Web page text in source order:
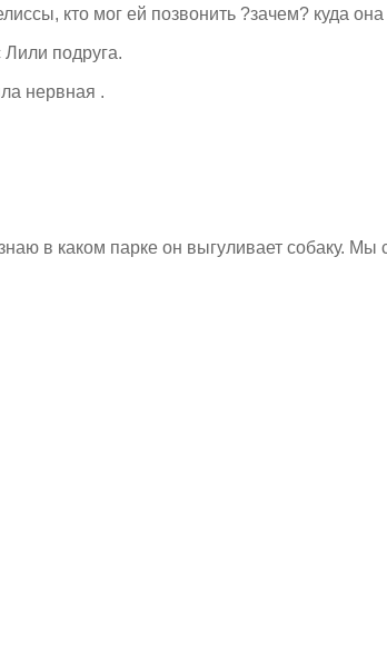
кто мог ей позвонить ?зачем? куда
подруга.
нервная .
в каком парке он выгуливает собаку. Мы